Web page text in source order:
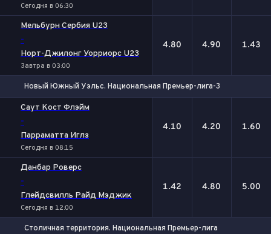
Сегодня в 06:30
Мельбурн Сербия U23
-
Норт-Джилонг Уорриорс U23
Завтра в 03:00
4.80 4.90 1.43
Новый Южный Уэльс. Национальная Премьер-лига-3
Саут Кост Флэйм
-
Парраматта Иглз
Сегодня в 08:15
4.10 4.20 1.60
Данбар Роверс
-
Глейдсвилль Райд Мэджик
Сегодня в 12:00
1.42 4.80 5.00
Столичная территория. Национальная Премьер-лига